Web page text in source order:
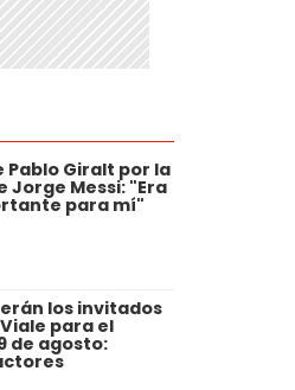
Pablo Giralt por la
Jorge Messi: "Era
para mí"
los invitados
para el
de agosto: